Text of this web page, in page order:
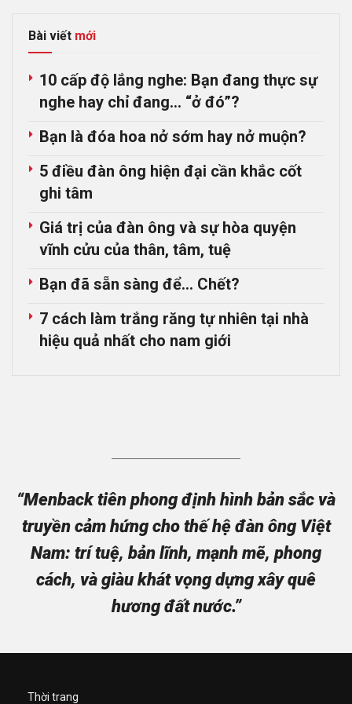
Bài viết mới
10 cấp độ lắng nghe: Bạn đang thực sự
nghe hay chỉ đang… “ở đó”?
Bạn là đóa hoa nở sớm hay nở muộn?
5 điều đàn ông hiện đại cần khắc cốt
ghi tâm
Giá trị của đàn ông và sự hòa quyện
vĩnh cửu của thân, tâm, tuệ
Bạn đã sẵn sàng để… Chết?
7 cách làm trắng răng tự nhiên tại nhà
hiệu quả nhất cho nam giới
“Menback tiên phong định hình bản sắc và
truyền cảm hứng cho thế hệ đàn ông Việt
Nam: trí tuệ, bản lĩnh, mạnh mẽ, phong
cách, và giàu khát vọng dựng xây quê
hương đất nước.”
Thời trang